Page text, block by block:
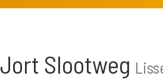
Jort Slootweg